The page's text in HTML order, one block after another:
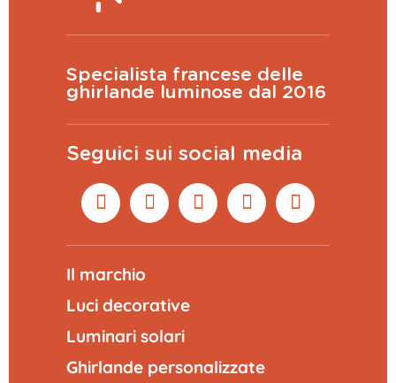
Specialista francese delle
ghirlande luminose dal 2016
Seguici sui social media
Il marchio
Luci decorative
Luminari solari
Ghirlande personalizzate